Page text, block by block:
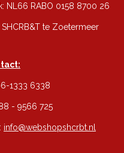
NL66 RABO 0158 8700 26
SHCRB&T te Zoetermeer
1333 6338
- 9566 725
info@webshopshcrbt.nl